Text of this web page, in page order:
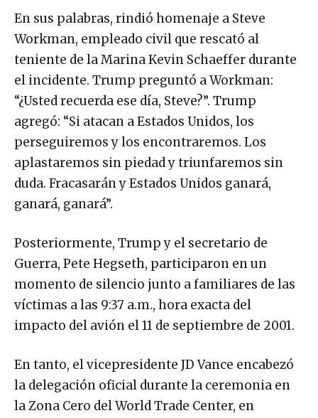
En sus palabras, rindió homenaje a Steve
Workman, empleado civil que rescató al
teniente de la Marina Kevin Schaeffer durante
el incidente. Trump preguntó a Workman:
“¿Usted recuerda ese día, Steve?”. Trump
agregó: “Si atacan a Estados Unidos, los
perseguiremos y los encontraremos. Los
aplastaremos sin piedad y triunfaremos sin
duda. Fracasarán y Estados Unidos ganará,
ganará, ganará”.
Posteriormente, Trump y el secretario de
Guerra, Pete Hegseth, participaron en un
momento de silencio junto a familiares de las
víctimas a las 9:37 a.m., hora exacta del
impacto del avión el 11 de septiembre de 2001.
En tanto, el vicepresidente JD Vance encabezó
la delegación oficial durante la ceremonia en
la Zona Cero del World Trade Center, en